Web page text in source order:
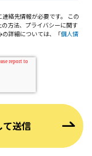
絡先情報が必要です。 この
方法、プライバシーに関す
詳細については、「個人情